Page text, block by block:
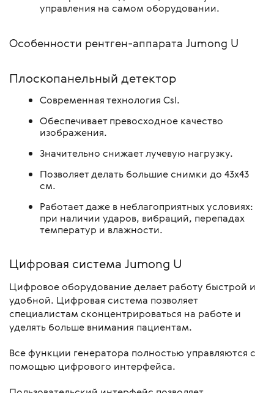
управления на самом оборудовании.
Особенности рентген-аппарата Jumong U
Плоскопанельный детектор
Современная технология CsI.
Обеспечивает превосходное качество
изображения.
Значительно снижает лучевую нагрузку.
Позволяет делать большие снимки до 43х43
см.
Работает даже в неблагоприятных условиях:
при наличии ударов, вибраций, перепадах
температур и влажности.
Цифровая система Jumong U
Цифровое оборудование делает работу быстрой и
удобной. Цифровая система позволяет
специалистам сконцентрироваться на работе и
уделять больше внимания пациентам.
Все функции генератора полностью управляются с
помощью цифрового интерфейса.